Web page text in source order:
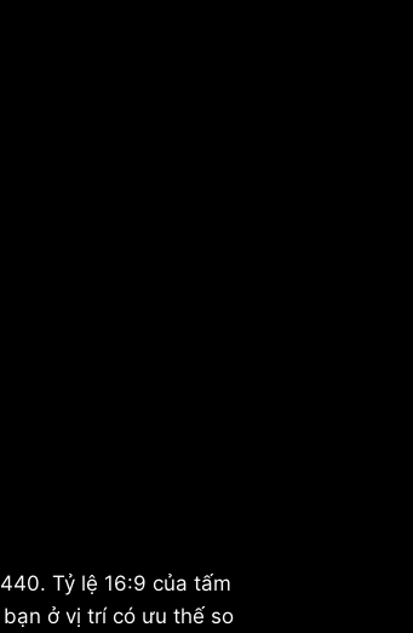
Tỷ lệ 16:9 của tấm
ở vị trí có ưu thế so